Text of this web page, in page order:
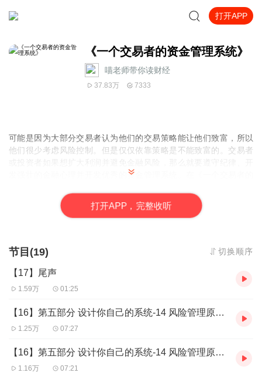
打开APP
《一个交易者的资金管理系统》
喵老师带你读财经
37.83万 7333
可能是因为大部分交易者认为他们的交易策略能让他们致富，所以
他们很少考虑风险控制。但是仅仅依靠策略是不能致富的。交易者
发强壮的金融心理并开发优秀的资金管理系统。在《一个交易者的
系统中的重要因素。
麦克道尔会和你分享他的资金管理系统，他会帮助你根据你的风险
打开APP，完整收听
节目(19) 切换顺序
【17】尾声
1.59万 01:25
【16】第五部分 设计你自己的系统-14 风险管理原则（下）
1.25万 07:27
【16】第五部分 设计你自己的系统-14 风险管理原则（上）
1.16万 07:21